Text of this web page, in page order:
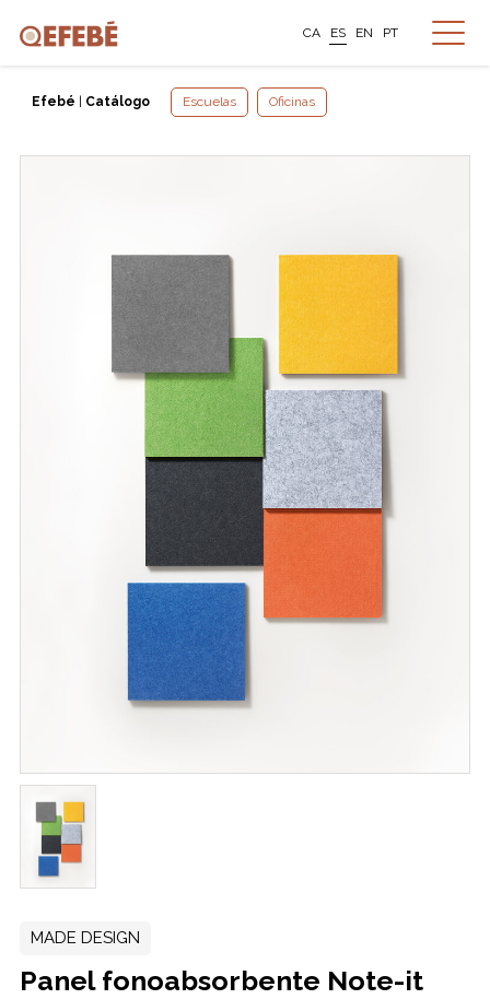
CA ES EN PT
Efebé Catálogo Escuelas Oficinas
MADE DESIGN
Panel fonoabsorbente Note-it